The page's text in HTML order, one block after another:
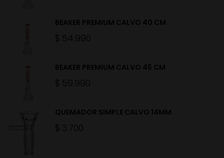
BEAKER PREMIUM CALVO 40 CM
$ 54.990
BEAKER PREMIUM CALVO 45 CM
$ 59.990
QUEMADOR SIMPLE CALVO 14MM
$ 3.700